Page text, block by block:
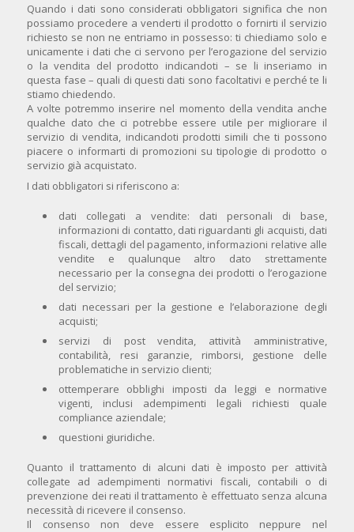
Quando i dati sono considerati obbligatori significa che non
possiamo procedere a venderti il prodotto o fornirti il servizio
richiesto se non ne entriamo in possesso: ti chiediamo solo e
unicamente i dati che ci servono per l’erogazione del servizio
o la vendita del prodotto indicandoti – se li inseriamo in
questa fase – quali di questi dati sono facoltativi e perché te li
stiamo chiedendo.
A volte potremmo inserire nel momento della vendita anche
qualche dato che ci potrebbe essere utile per migliorare il
servizio di vendita, indicandoti prodotti simili che ti possono
piacere o informarti di promozioni su tipologie di prodotto o
servizio già acquistato.
I dati obbligatori si riferiscono a:
dati collegati a vendite: dati personali di base,
informazioni di contatto, dati riguardanti gli acquisti, dati
fiscali, dettagli del pagamento, informazioni relative alle
vendite e qualunque altro dato strettamente
necessario per la consegna dei prodotti o l’erogazione
del servizio;
dati necessari per la gestione e l’elaborazione degli
acquisti;
servizi di post vendita, attività amministrative,
contabilità, resi garanzie, rimborsi, gestione delle
problematiche in servizio clienti;
ottemperare obblighi imposti da leggi e normative
vigenti, inclusi adempimenti legali richiesti quale
compliance aziendale;
questioni giuridiche.
Quanto il trattamento di alcuni dati è imposto per attività
collegate ad adempimenti normativi fiscali, contabili o di
prevenzione dei reati il trattamento è effettuato senza alcuna
necessità di ricevere il consenso.
Il consenso non deve essere esplicito neppure nel